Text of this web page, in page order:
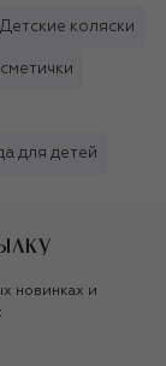
Детские коляски
для детей
новинках и